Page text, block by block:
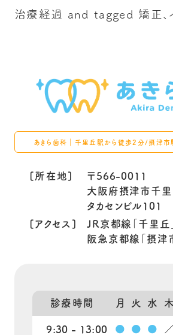
治療経過
and tagged 矯正、
あきら歯科｜千里丘駅から徒歩2分/摂津
[所在地]
〒566-0011
大阪府摂津市千
タカセンビル101
[アクセス]
JR京都線「千里丘
阪急京都線「摂津
診療時間 月 火 水 木
9:30 - 13:00 ● ● ● ／